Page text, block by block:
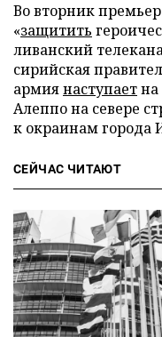
Во вторник
«защитить
ливанский
сирийская
армиянаступаетна
Алеппо на севере
к окраинам города
СЕЙЧАС ЧИТАЮТ